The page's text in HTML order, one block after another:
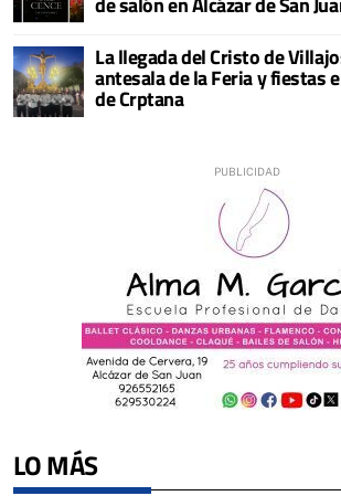
La llegada del Cristo de
antesala de la Feria y fiestas
de Crptana
LO MÁS